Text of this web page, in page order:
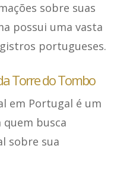
sobre suas
possui uma vasta
portugueses.
Torre do Tombo
em Portugal é um
busca
sobre sua